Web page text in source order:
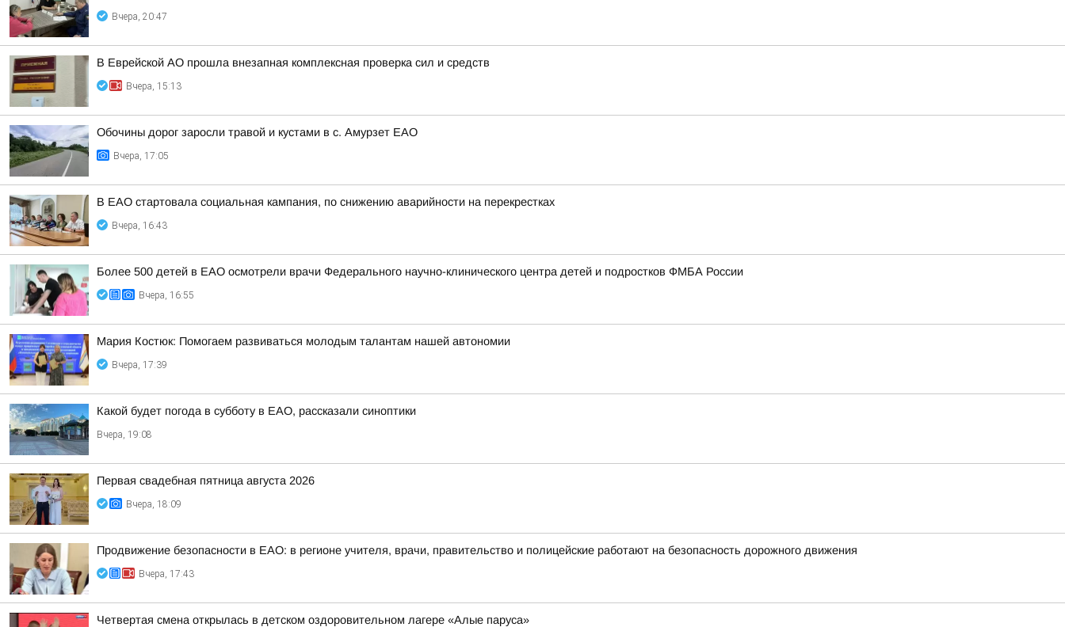
Вчера, 20:47
В Еврейской АО прошла внезапная комплексная проверка сил и средств
Вчера, 15:13
Обочины дорог заросли травой и кустами в с. Амурзет ЕАО
Вчера, 17:05
В ЕАО стартовала социальная кампания, по снижению аварийности на перекрестках
Вчера, 16:43
Более 500 детей в ЕАО осмотрели врачи Федерального научно-клинического центра детей и подростков ФМБА России
Вчера, 16:55
Мария Костюк: Помогаем развиваться молодым талантам нашей автономии
Вчера, 17:39
Какой будет погода в субботу в ЕАО, рассказали синоптики
Вчера, 19:08
Первая свадебная пятница августа 2026
Вчера, 18:09
Продвижение безопасности в ЕАО: в регионе учителя, врачи, правительство и полицейские работают на безопасность дорожного движения
Вчера, 17:43
Четвертая смена открылась в детском оздоровительном лагере «Алые паруса»